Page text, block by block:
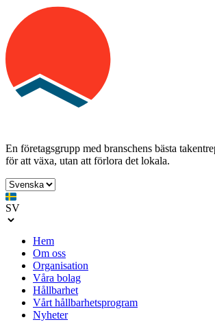
En företagsgrupp med branschens bästa
för att växa, utan att förlora det lokala.
SV
Hem
Om oss
Organisation
Våra bolag
Hållbarhet
Vårt hållbarhetsprogram
Nyheter